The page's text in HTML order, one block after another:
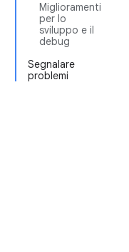
Miglioramenti
per lo
sviluppo e il
debug
Segnalare
problemi